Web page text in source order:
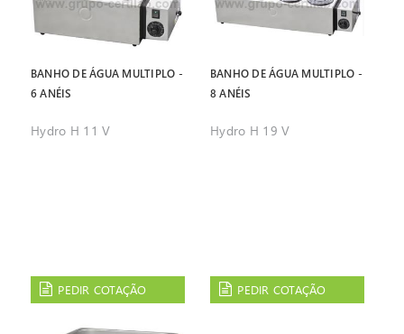
BANHO DE ÁGUA MULTIPLO -
6 ANÉIS
Hydro H 11 V
PEDIR COTAÇÃO
BANHO DE ÁGUA MULTIPLO -
8 ANÉIS
Hydro H 19 V
PEDIR COTAÇÃO